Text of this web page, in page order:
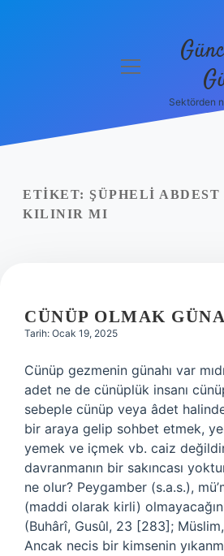
Yasal Uyarı
menüyü
Sektörden
ETIKET: ŞÜPHELI
KILINIR MI
CÜNÜP OLMAK
Tarih: Ocak 19, 2025
Cünüp gezmenin günahı var
adet ne de cünüplük insanı
sebeple cünüp veya âdet
bir araya gelip sohbet etmek,
yemek ve içmek vb. caiz
davranmanın bir sakıncası
ne olur? Peygamber (s.a.s.),
(maddi olarak kirli)
(Buhârî, Gusûl, 23 [283];
Ancak necis bir kimsenin